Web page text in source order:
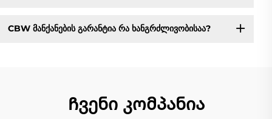
CBW მანქანების გარანტია რა ხანგრძლივობისაა?
Ჩვენი კომპანია